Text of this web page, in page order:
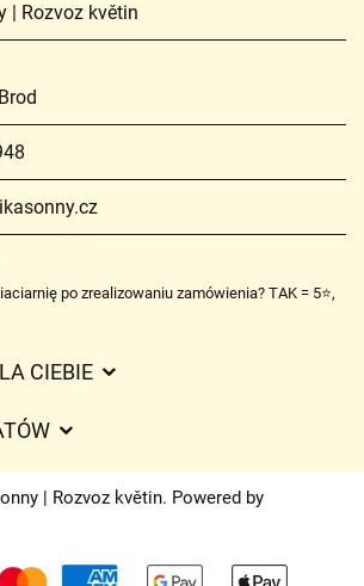
| Rozvoz květin
po zrealizowaniu zamówienia? TAK = 5⭐,
CIEBIE
– przegląd możliwości
kwiaty
| Rozvoz květin. Powered by